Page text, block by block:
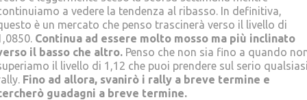
a vedere la tendenza al ribasso. In definitiva,
è un mercato che penso trascinerà verso il livello di
Continua ad essere molto mosso ma più inclinato
il basso che altro. Penso che non sia fino a quando
il livello di 1,12 che puoi prendere sul serio
Fino ad allora, svanirò i rally a breve termine e
guadagni a breve termine.